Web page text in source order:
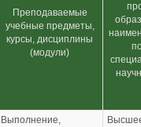
Преподаваемые
учебные предметы,
курсы, дисциплины
(модули)
Выполнение,